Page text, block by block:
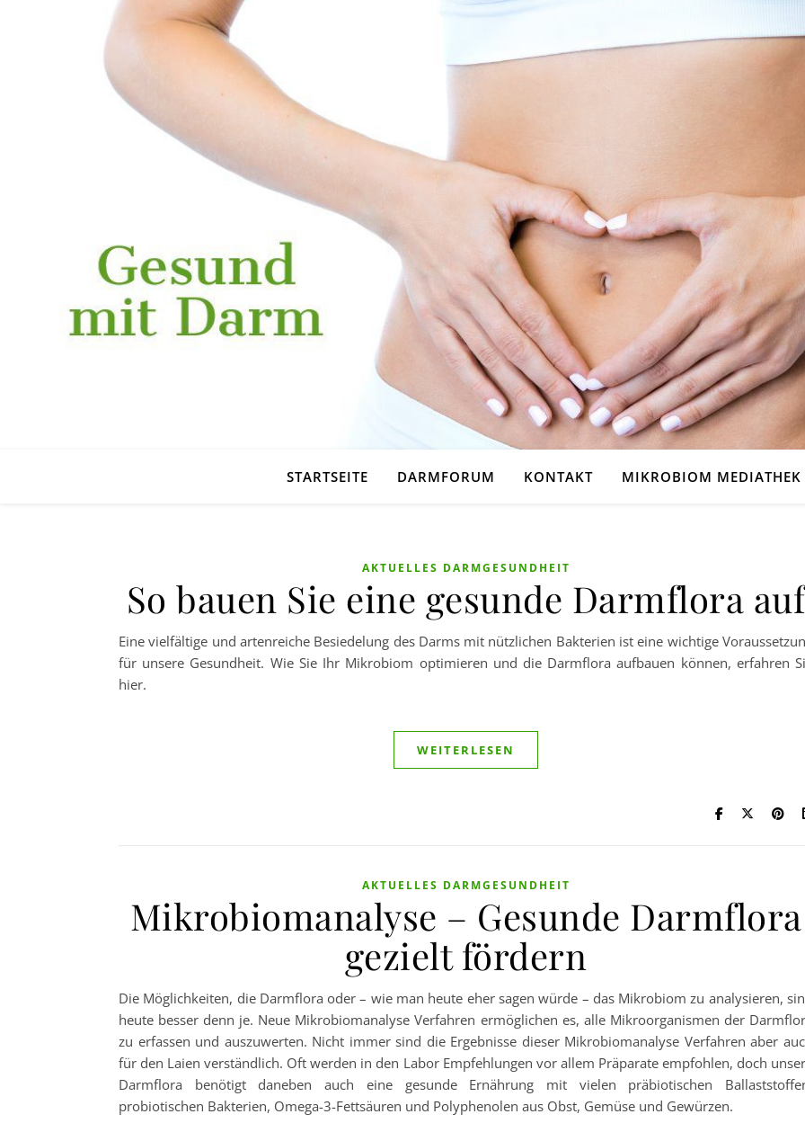
STARTSEITE DARMFORUM KONTAKT MIKROBIOM MEDIATHEK
AKTUELLES DARMGESUNDHEIT
So bauen Sie eine gesunde Darmflora auf
Eine vielfältige und artenreiche Besiedelung des Darms mit nützlichen Bakterien ist eine wichtige
für unsere Gesundheit. Wie Sie Ihr Mikrobiom optimieren und die Darmflora aufbauen können, erfahren
hier.
WEITERLESEN
AKTUELLES DARMGESUNDHEIT
Mikrobiomanalyse – Gesunde Darmflora
gezielt fördern
Die Möglichkeiten, die Darmflora oder – wie man heute eher sagen würde – das Mikrobiom zu analysieren,
heute besser denn je. Neue Mikrobiomanalyse Verfahren ermöglichen es, alle Mikroorganismen der
zu erfassen und auszuwerten. Nicht immer sind die Ergebnisse dieser Mikrobiomanalyse Verfahren aber
für den Laien verständlich. Oft werden in den Labor Empfehlungen vor allem Präparate empfohlen, doch
Darmflora benötigt daneben auch eine gesunde Ernährung mit vielen präbiotischen
probiotischen Bakterien, Omega-3-Fettsäuren und Polyphenolen aus Obst, Gemüse und Gewürzen.